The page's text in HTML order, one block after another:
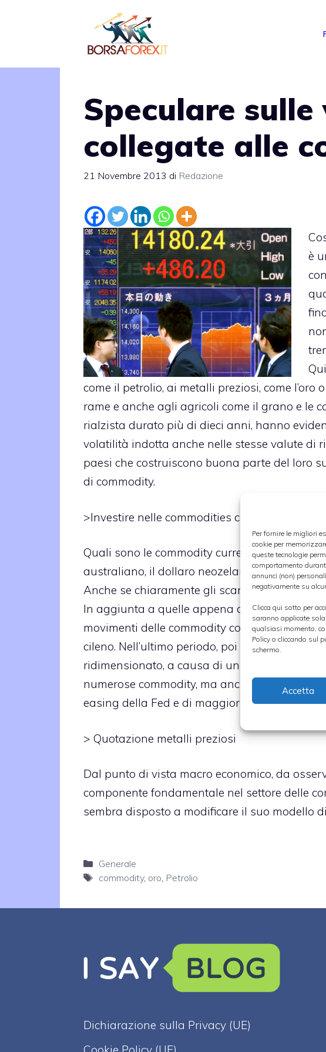
Per fornire le migliori
cookie per
queste tecnologie
comportamento
annunci (non)
negativamente su
Clicca qui sotto per
saranno applicate
qualsiasi momento,
Policy o cliccando sul
schermo.
Accetta
Speculare
collegate alle
21 Novembre 2013 di Redazione
è
come il petrolio, ai metalli preziosi, come l’oro
rame e anche agli agricoli come il grano e le
rialzista durato più di dieci anni, hanno
volatilità indotta anche nelle stesse valute di
paesi che costruiscono buona parte del loro
di commodity.
>Investire nelle commodities con 10 società
Quali sono le commodity currencies
australiano, il dollaro neozelandese, il dollaro
Anche se chiaramente gli scambi sono quasi
In aggiunta a quelle appena descritte
movimenti delle commodity come il rand
cileno. Nell’ultimo periodo, poi il valore di
ridimensionato, a causa di una serie di fattori,
numerose commodity, ma anche le attese di
easing della Fed e di maggiore
> Quotazione metalli preziosi
Dal punto di vista macro economico, da
componente fondamentale nel settore delle
sembra disposto a modificare il suo modello
Categorie
Generale
Tag
commodity, oro, Petrolio
Dichiarazione sulla Privacy (UE)